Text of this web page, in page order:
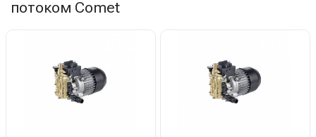
потоком Comet